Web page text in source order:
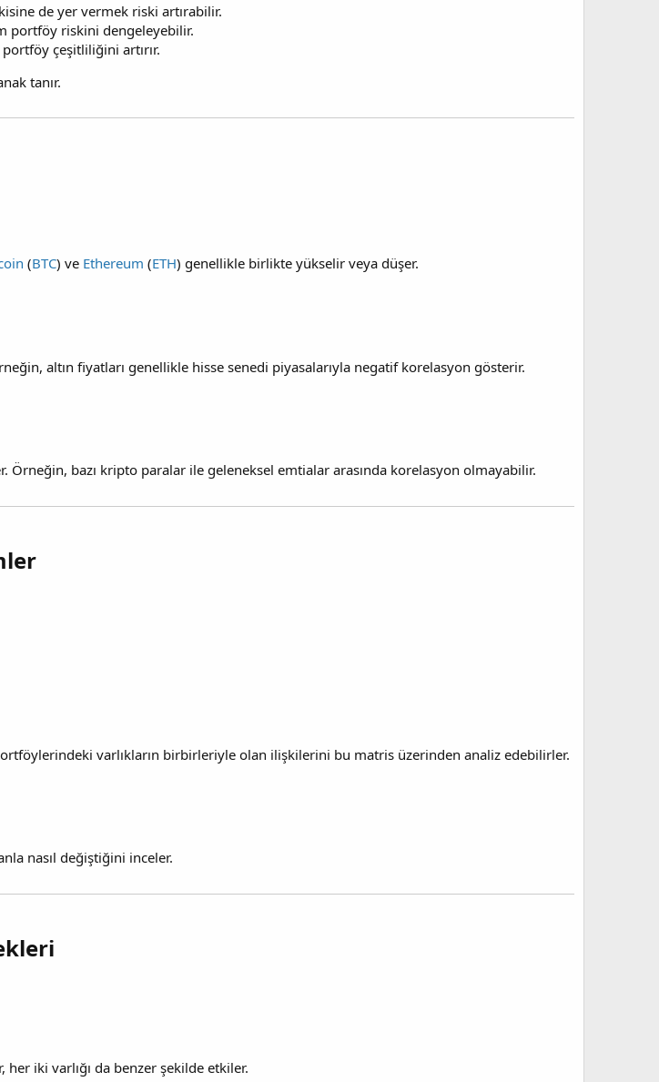
de yer vermek riski artırabilir.
portföy riskini dengeleyebilir.
çeşitliliğini artırır.
tanır.
(BTC) ve Ethereum (ETH) genellikle birlikte yükselir veya düşer.
altın fiyatları genellikle hisse senedi piyasalarıyla negatif korelasyon gösterir.
bazı kripto paralar ile geleneksel emtialar arasında korelasyon olmayabilir.
varlıkların birbirleriyle olan ilişkilerini bu matris üzerinden analiz edebilirler.
nasıl değiştiğini inceler.
iki varlığı da benzer şekilde etkiler.